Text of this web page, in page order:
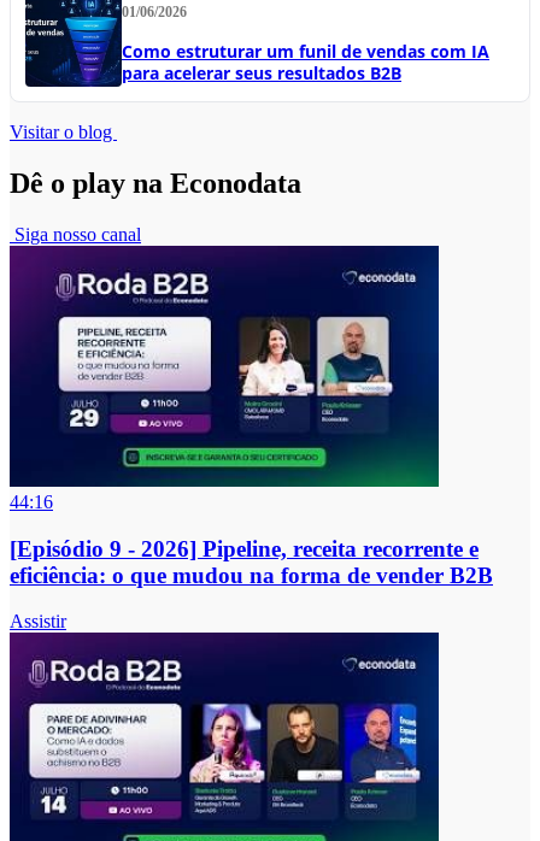
01/06/2026
Como estruturar um funil de vendas com IA
para acelerar seus resultados B2B
Visitar o blog
Dê o play na Econodata
Siga nosso canal
44:16
[Episódio 9 - 2026] Pipeline, receita recorrente e
eficiência: o que mudou na forma de vender B2B
Assistir